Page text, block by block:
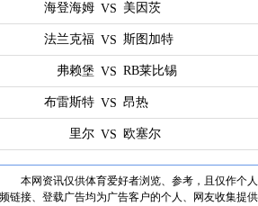
海登海姆 VS 美因茨
法兰克福 VS 斯图加特
弗赖堡 VS RB莱比锡
布雷斯特 VS 昂热
里尔 VS 欧塞尔
本网资讯仅供体育爱好者浏览、参考，且仅作个
链接、登载广告均为广告客户的个人、网友收集提